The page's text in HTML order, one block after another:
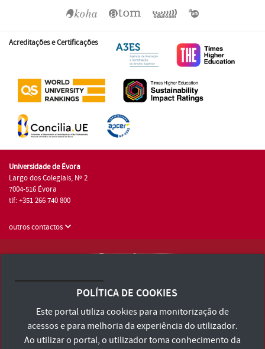
Acreditações e Certificações
Universidade de Évora
Largo dos Colegiais, Nº 2
7004-516 Évora
tlf: +351 266 740 800
outros contactos
Consulte os Termos e Condições e Política de Privacidade
Declaração de Acessibilidade
POLÍTICA DE COOKIES
Este portal utiliza cookies para monitorização de
acessos e para melhoria da experiência do utilizador.
Ao utilizar o portal, o utilizador toma conhecimento da